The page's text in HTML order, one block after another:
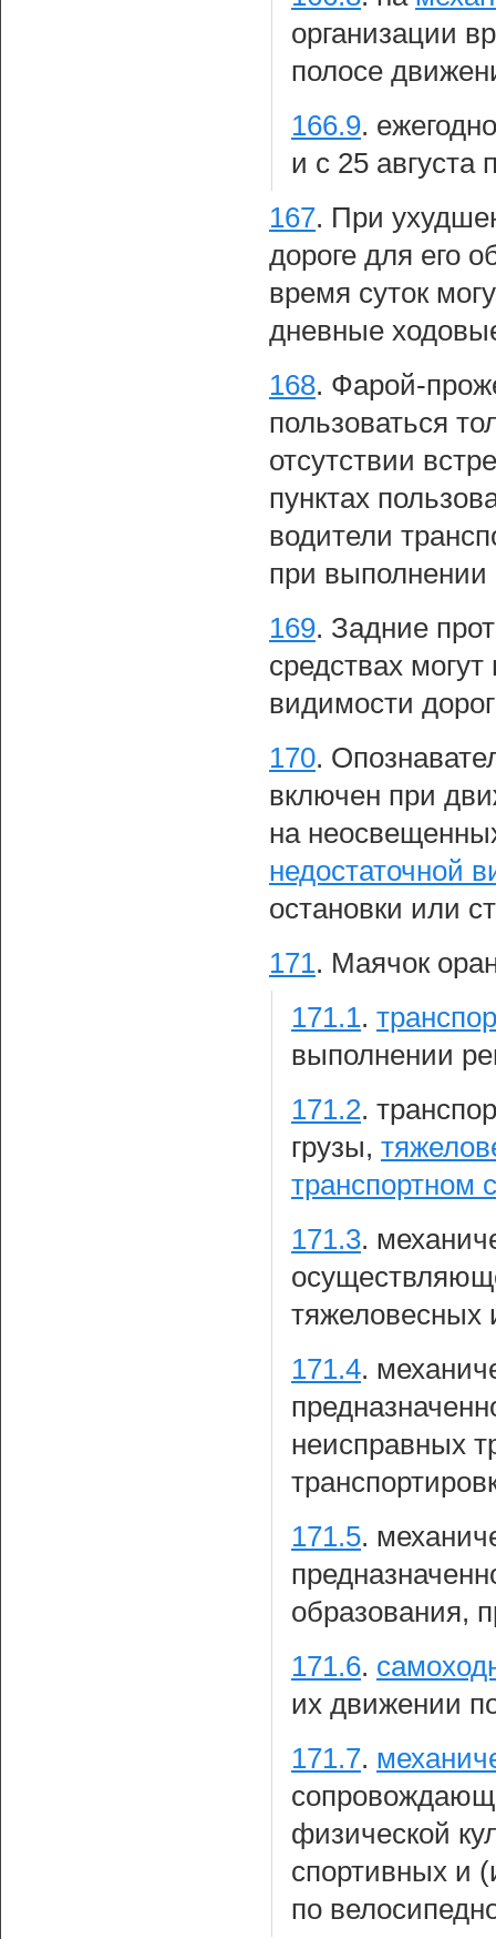
организации
полосе
166.9.
и с 25 августа
167. При
дороге для его
время суток
дневные
168. Фарой-
пользоваться
отсутствии
пунктах
водители
при выполнении
169. Задние
средствах
видимости
170.
включен при
на
недостаточной
остановки или
171. Маячок
171.1.
выполнении
171.2.
грузы,
транспортном
171.3.
тяжеловесных
171.4.
неисправных
171.5.
образования,
171.6.
их движении
171.7.
физической
спортивных и
по